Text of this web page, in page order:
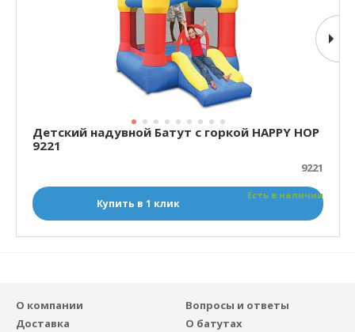
Детский надувной Батут с горкой HAPPY HOP
9221
9221
Есть в наличии
Купить в 1 клик
О компании
Доставка
Вопросы и ответы
О батутах